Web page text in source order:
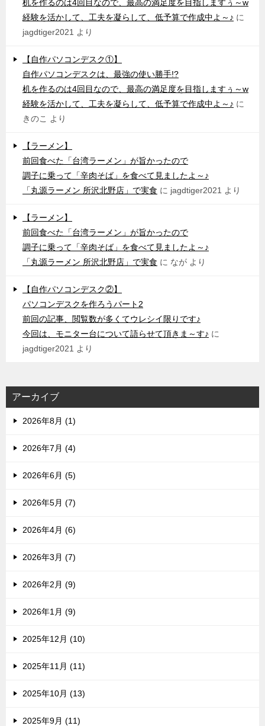
机を作るのは4回目なので、最高の満足度を目指しますぅ～w
経験を活かして、工夫を凝らして、低予算で作成中よ～♪ に
jagdtiger2021 より
【自作パソコンデスク①】
自作パソコンデスクは、最強の使い勝手!?
机を作るのは4回目なので、最高の満足度を目指しますぅ～w
経験を活かして、工夫を凝らして、低予算で作成中よ～♪ に
きのこ
より
【ラーメン】
前回食べた「台湾ラーメン」が旨かったので
調子に乗って「辛肉そば」を食べて見ましたよ～♪
「丸源ラーメン 所沢北野店」で実食 に jagdtiger2021 より
【ラーメン】
前回食べた「台湾ラーメン」が旨かったので
調子に乗って「辛肉そば」を食べて見ましたよ～♪
「丸源ラーメン 所沢北野店」で実食 に なが より
【自作パソコンデスク②】
パソコンデスクを作ろうパート2
前回の記事、閲覧数が多くてウレシイ限りです♪
今回は、モニター台について語らせて頂きま～す♪ に
jagdtiger2021 より
アーカイブ
2026年8月 (1)
2026年7月 (4)
2026年6月 (5)
2026年5月 (7)
2026年4月 (6)
2026年3月 (7)
2026年2月 (9)
2026年1月 (9)
2025年12月 (10)
2025年11月 (11)
2025年10月 (13)
2025年9月 (11)